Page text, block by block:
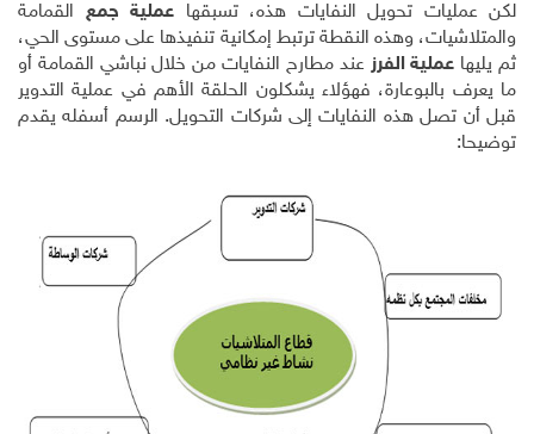
لكن عمليات تحويل النفايات هذه، تسبقها عملية جمع القمامة
والمتلاشيات، وهذه النقطة ترتبط إمكانية تنفيذها على مستوى الحي،
ثم يليها عملية الفرز عند مطارح النفايات من خلال نباشي القمامة أو
ما يعرف بالبوعارة، فهؤلاء يشكلون الحلقة الأهم في عملية التدوير
قبل أن تصل هذه النفايات إلى شركات التحويل. الرسم أسفله يقدم
توضيحا: